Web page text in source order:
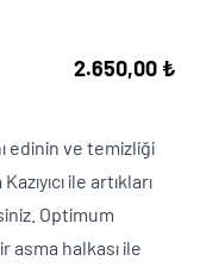
2.650,00 ₺
edinin ve temizliği
ile artıkları
Optimum
asma halkası ile